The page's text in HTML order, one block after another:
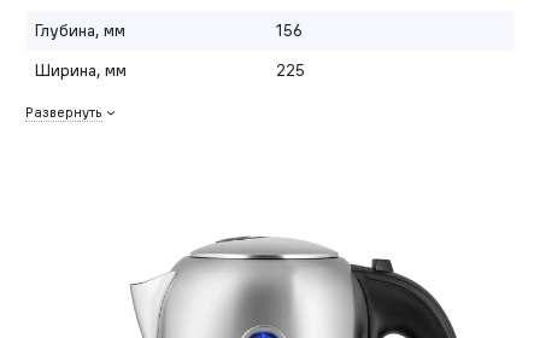
Глубина, мм
156
Ширина, мм
225
Развернуть